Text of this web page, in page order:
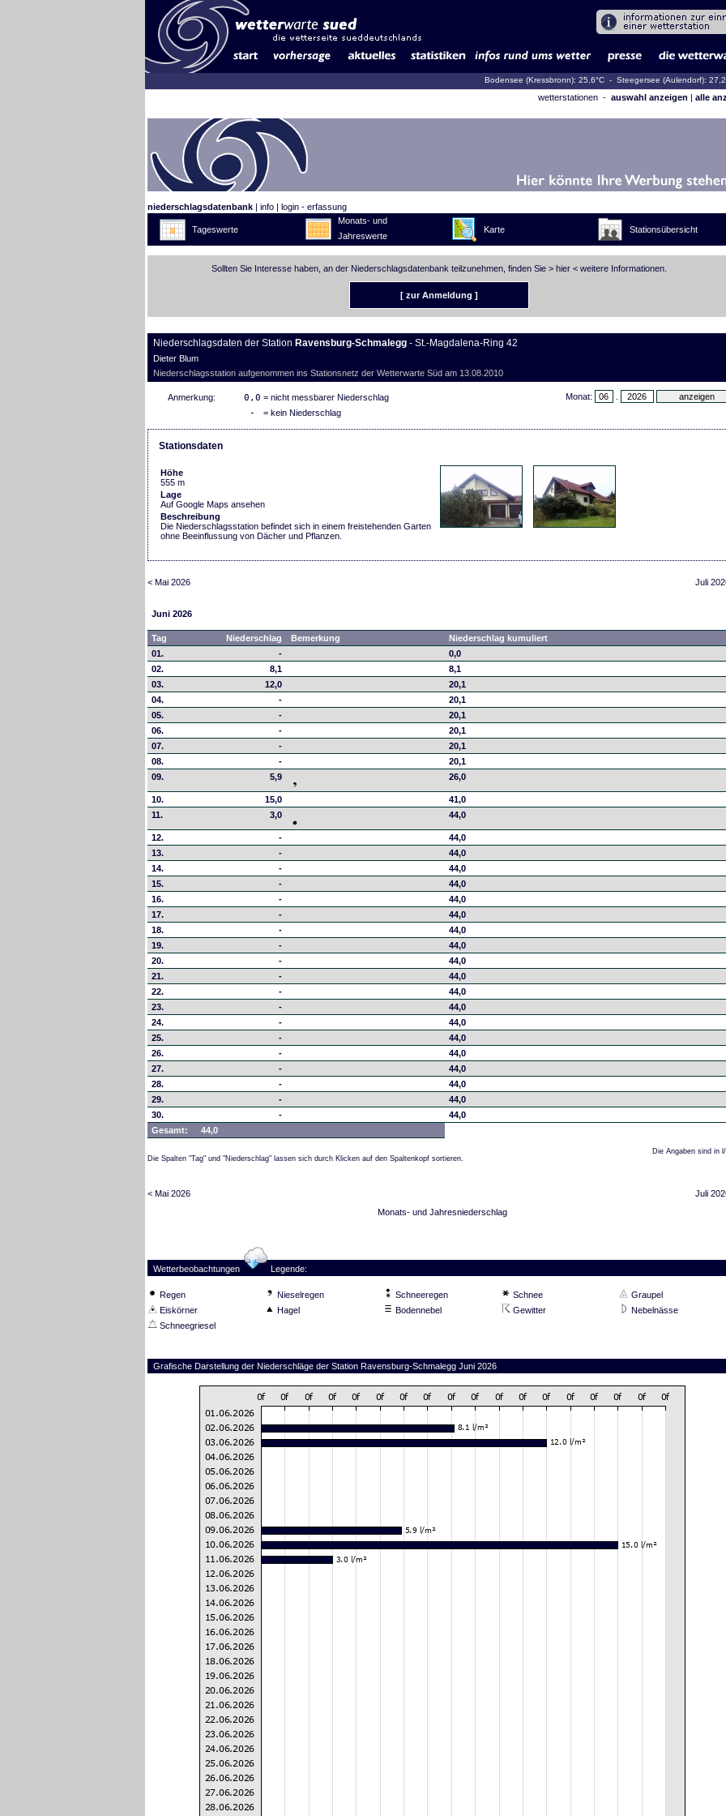
Bodensee (Kressbronn): 25,6°C - Steegersee (Aulendorf):
wetterstationen - auswahl anzeigen | alle
niederschlagsdatenbank| info| login - erfassung
Tageswerte
Monats- und
Jahreswerte
Karte Stationsübersicht
Sollten Sie Interesse haben, an der Niederschlagsdatenbank teilzunehmen, finden Sie > hier< weitere Informationen.
[ zur Anmeldung ]
Niederschlagsdaten der Station Ravensburg-Schmalegg- St.-Magdalena-Ring 42
Dieter Blum
Niederschlagsstation aufgenommen ins Stationsnetz der Wetterwarte Süd am 13.08.2010
Monat:
Anmerkung: 0,0 = nicht messbarer Niederschlag
- = kein Niederschlag
Stationsdaten
Höhe
555 m
Lage
Auf Google Maps ansehen
Beschreibung
Die Niederschlagsstation befindet sich in einem freistehenden Garten
ohne Beeinflussung von Dächer und Pflanzen.
< Mai 2026 Juli
Juni 2026
Tag Niederschlag Bemerkung
Niederschlag kumuliert
01.
-
0,0
02.
8,1
8,1
03.
12,0
20,1
04.
-
20,1
05.
-
20,1
06.
-
20,1
07.
-
20,1
08.
-
20,1
09.
5,9 26,0
10. 15,0
41,0
11.
3,0 44,0
12. -
44,0
13.
-
44,0
14.
-
44,0
15.
-
44,0
16.
-
44,0
17.
-
44,0
18.
-
44,0
19.
-
44,0
20.
-
44,0
21.
-
44,0
22.
-
44,0
23.
-
44,0
24.
-
44,0
25.
-
44,0
26.
-
44,0
27.
-
44,0
28.
-
44,0
29.
-
44,0
30.
-
44,0
Gesamt:
44,0
Die Spalten "Tag" und "Niederschlag" lassen sich durch Klicken auf den Spaltenkopf sortieren.
Die Angaben sind in l/
< Mai 2026
Juli
Monats- und Jahresniederschlag
Wetterbeobachtungen Legende:
Regen Nieselregen Schneeregen Schnee
Graupel
Eiskörner
Hagel Bodennebel Gewitter
Nebelnässe
Schneegriesel
Grafische Darstellung der Niederschläge der Station Ravensburg-Schmalegg Juni 2026